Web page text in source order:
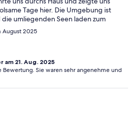
Tage hier. Die Umgebung ist
umliegenden Seen laden zum
ist alles vorhanden was benötigt
Grill ist vorhanden. Wer auch immer
ist nicht nachvollziehbar. Wir
Dank und wir kommen gerne wieder.
August 2025
21. Aug. 2025
Sie waren sehr angenehme und